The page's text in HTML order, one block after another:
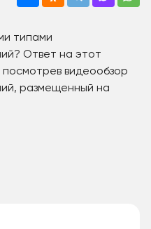
типами
Ответ на этот
видеообзор
размещенный на